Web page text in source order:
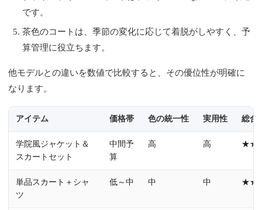
です。
茶色のコートは、季節の変化に応じて着脱がしやすく、予
算管理に役立ちます。
他モデルとの違いを数値で比較すると、その優位性が明確に
なります。
アイテム 価格帯 色の統一性 実用性 総合
学院風ジャケット＆
スカートセット
中間予
算
高 高
単品スカート＋シャ
ツ
低～中 中 中